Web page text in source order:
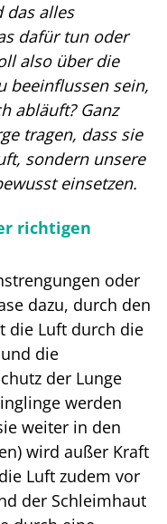
das alles
dafür tun oder
also über die
beeinflussen sein,
abläuft? Ganz
tragen, dass sie
sondern unsere
einsetzen.
richtigen
oder
dazu, durch den
die Luft durch die
die
der Lunge
werden
weiter in den
wird außer Kraft
Luft zudem vor
der Schleimhaut